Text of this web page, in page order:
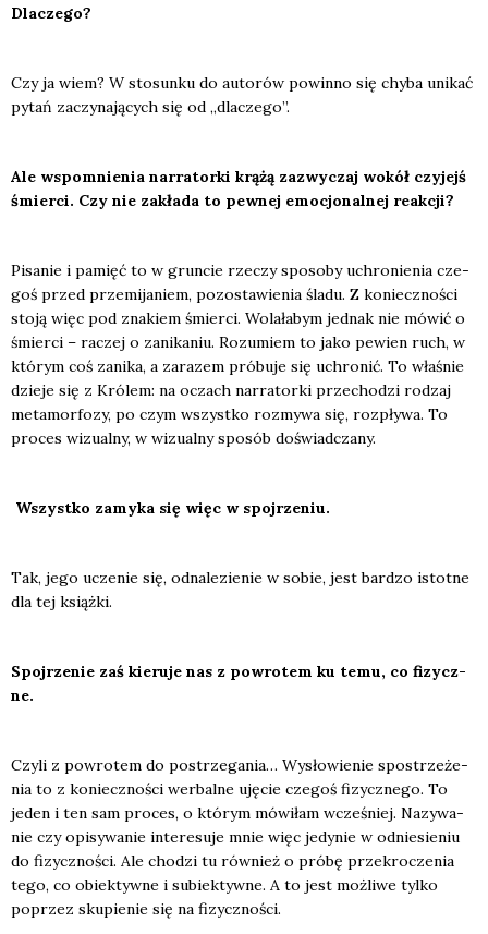
Dla­cze­go?
Czy ja wiem? W sto­sun­ku do auto­rów powin­no się chy­ba uni­kać
pytań zaczy­na­ją­cych się od „dla­cze­go”.
Ale wspo­mnie­nia nar­ra­tor­ki krą­żą zazwy­czaj wokół czy­jejś
śmier­ci. Czy nie zakła­da to pew­nej emo­cjo­nal­nej reak­cji?
Pisa­nie i pamięć to w grun­cie rze­czy spo­so­by uchro­nie­nia cze­
goś przed prze­mi­ja­niem, pozo­sta­wie­nia śla­du. Z koniecz­no­ści
sto­ją więc pod zna­kiem śmier­ci. Wola­ła­bym jed­nak nie mówić o
śmier­ci – raczej o zani­ka­niu. Rozu­miem to jako pewien ruch, w
któ­rym coś zani­ka, a zara­zem pró­bu­je się uchro­nić. To wła­śnie
dzie­je się z Kró­lem: na oczach nar­ra­tor­ki prze­cho­dzi rodzaj
meta­mor­fo­zy, po czym wszyst­ko roz­my­wa się, roz­pły­wa. To
pro­ces wizu­al­ny, w wizu­al­ny spo­sób doświad­cza­ny.
Wszyst­ko zamy­ka się więc w spoj­rze­niu.
Tak, jego ucze­nie się, odna­le­zie­nie w sobie, jest bar­dzo istot­ne
dla tej książ­ki.
Spoj­rze­nie zaś kie­ru­je nas z powro­tem ku temu, co fizycz­
ne.
Czy­li z powro­tem do postrze­ga­nia… Wysło­wie­nie spo­strze­że­
nia to z koniecz­no­ści wer­bal­ne uję­cie cze­goś fizycz­ne­go. To
jeden i ten sam pro­ces, o któ­rym mówi­łam wcze­śniej. Nazy­wa­
nie czy opi­sy­wa­nie inte­re­su­je mnie więc jedy­nie w odnie­sie­niu
do fizycz­no­ści. Ale cho­dzi tu rów­nież o pró­bę prze­kro­cze­nia
tego, co obiek­tyw­ne i subiek­tyw­ne. A to jest moż­li­we tyl­ko
poprzez sku­pie­nie się na fizycz­no­ści.